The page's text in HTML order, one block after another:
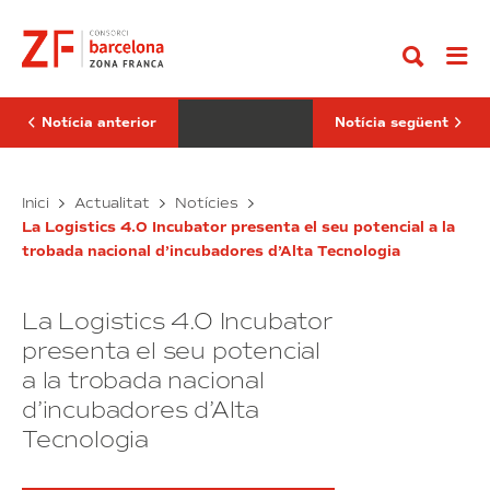
contingut
renova
el
seu
amb
la
per
continuar
promovent-
ne
Notícia anterior
de
la
triplica
capacitat
Notícia següent
Inici Actualitat Notícies
La Logistics 4.0 Incubator presenta el seu potencial a la
trobada nacional d’incubadores d’Alta Tecnologia
La Logistics 4.0 Incubator
presenta el seu potencial
a la trobada nacional
d’incubadores d’Alta
Tecnologia
CZFB
renova
el
amb
la
Carta
de
la
Diversitat
per
visita
el